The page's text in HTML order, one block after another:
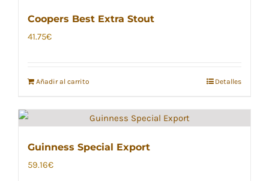
Coopers Best Extra Stout
41.75€
Añadir al carrito Detalles
Guinness Special Export
59.16€